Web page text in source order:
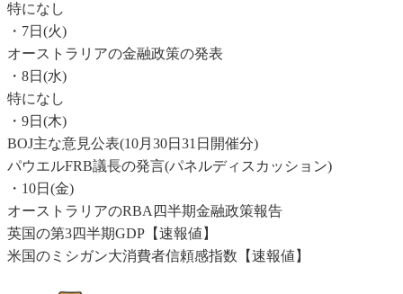
特になし
・7日(火)
オーストラリアの金融政策の発表
・8日(水)
特になし
・9日(木)
BOJ主な意見公表(10月30日31日開催分)
パウエルFRB議長の発言(パネルディスカッション)
・10日(金)
オーストラリアのRBA四半期金融政策報告
英国の第3四半期GDP【速報値】
米国のミシガン大消費者信頼感指数【速報値】